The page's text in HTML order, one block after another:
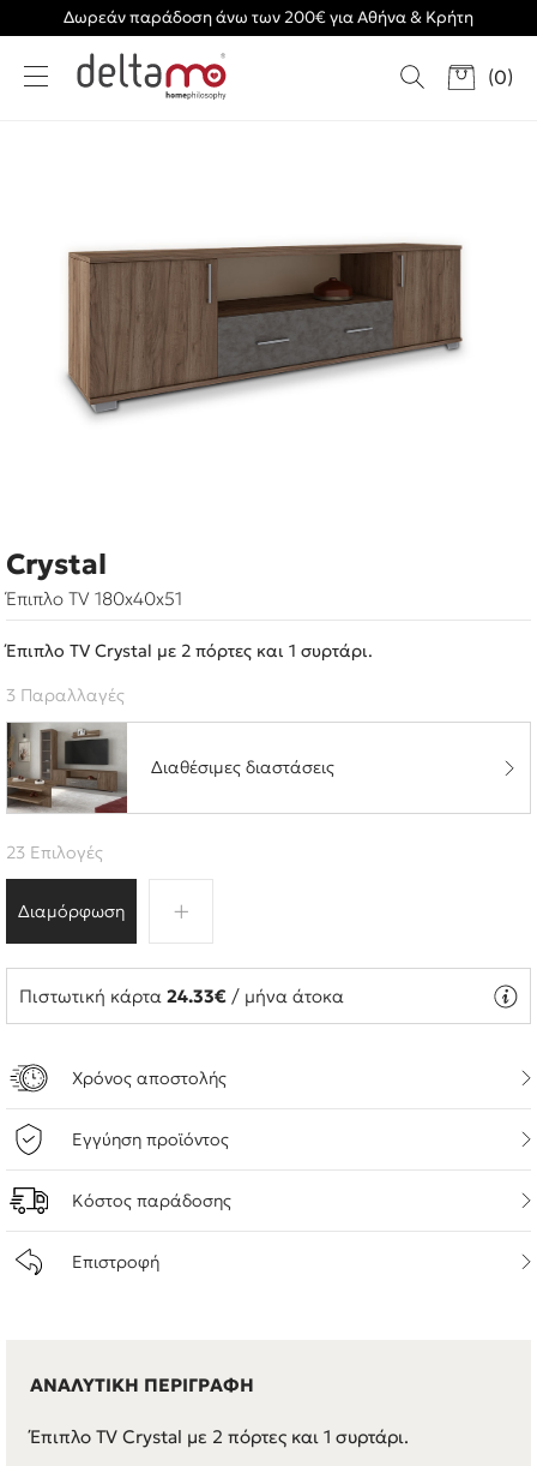
Δωρεάν παράδοση άνω των 200€ για Αθήνα & Κρήτη
(0)
Crystal
Έπιπλο TV 180x40x51
Έπιπλο TV Crystal με 2 πόρτες και 1 συρτάρι.
3 Παραλλαγές
Διαθέσιμες διαστάσεις
Διαμόρφωση
23 Επιλογές
Πιστωτική κάρτα 24.33€ / μήνα άτοκα
Χρόνος αποστολής
Εγγύηση προϊόντος
Κόστος παράδοσης
Επιστροφή
ΑΝΑΛΥΤΙΚΗ ΠΕΡΙΓΡΑΦΗ
Έπιπλο TV Crystal με 2 πόρτες και 1 συρτάρι.